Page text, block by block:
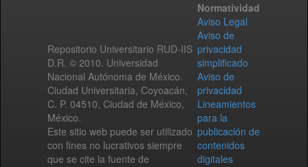
Repositorio Universitario RUD-IIS
D.R. © 2010. Universidad
Nacional Autónoma de México.
Ciudad Universitaria, Coyoacán,
C. P. 04510, Ciudad de México,
México.
Este sitio web puede ser utilizado
con fines no lucrativos siempre
que se cite la fuente de
Normatividad
Aviso Legal
Aviso de
privacidad
simplificado
Aviso de
privacidad
Lineamientos
para la
publicación de
contenidos
digitales